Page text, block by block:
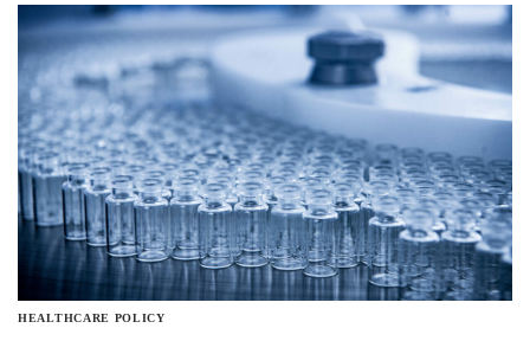
Francesco Branda, professore e ricercatore presso
l’Unità di statistica medica ed epidemiologia del
Campus Bio-Medico di Roma
HEALTHCARE POLICY